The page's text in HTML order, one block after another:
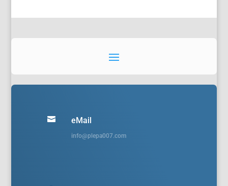
 eMail
info@plepa007.com